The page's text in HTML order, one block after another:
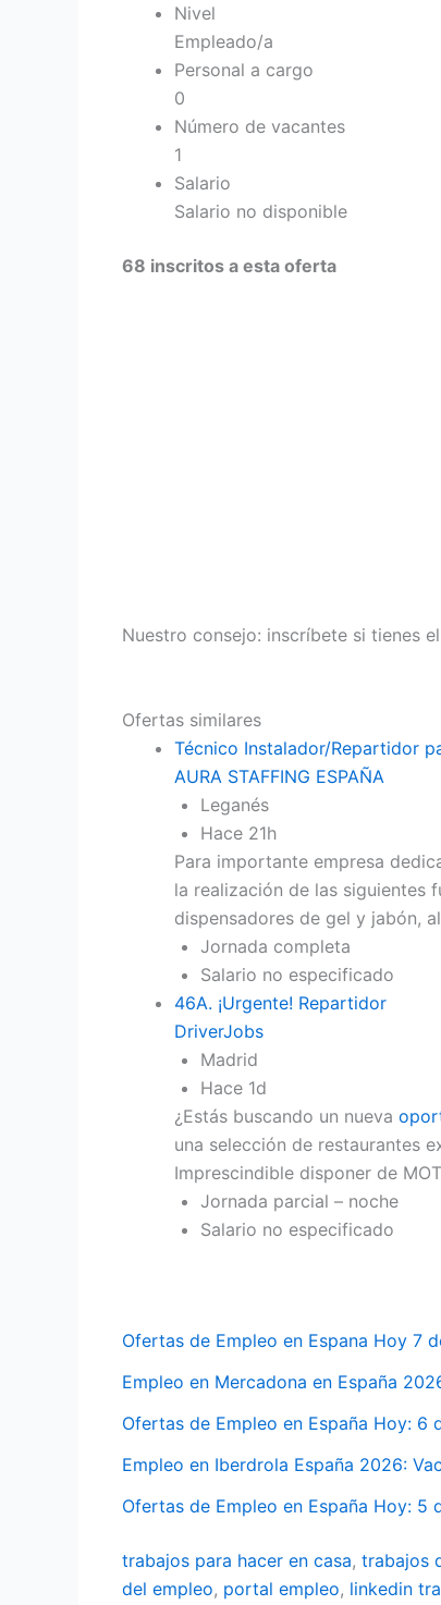
Nivel
Empleado/a
Personal a cargo
0
Número de vacantes
1
Salario
Salario no disponible
68 inscritos a esta oferta
Nuestro consejo: inscríbete si tienes
Ofertas similares
Técnico Instalador/Repartidor
AURA STAFFING ESPAÑA
Leganés
Hace 21h
Para importante empresa
la realización de las siguientes
dispensadores de gel y jabón,
Jornada completa
Salario no especificado
46A. ¡Urgente! Repartidor
DriverJobs
Madrid
Hace 1d
¿Estás buscando un nueva
una selección de restaurantes
Imprescindible disponer de
Jornada parcial – noche
Salario no especificado
Ofertas de Empleo en Espana Hoy 7
Empleo en Mercadona en España
Ofertas de Empleo en España Hoy: 6
Empleo en Iberdrola España 2026:
Ofertas de Empleo en España Hoy: 5
trabajos para hacer en casa, trabajos
del empleo, portal empleo, linkedin